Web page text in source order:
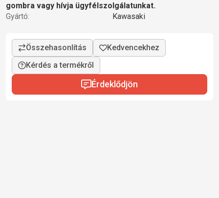
gombra vagy hívja ügyfélszolgálatunkat.
Gyártó:
Kawasaki
Kérdés a termékről
Érdeklődjön